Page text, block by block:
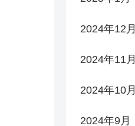
2024年12月
2024年11月
2024年10月
2024年9月